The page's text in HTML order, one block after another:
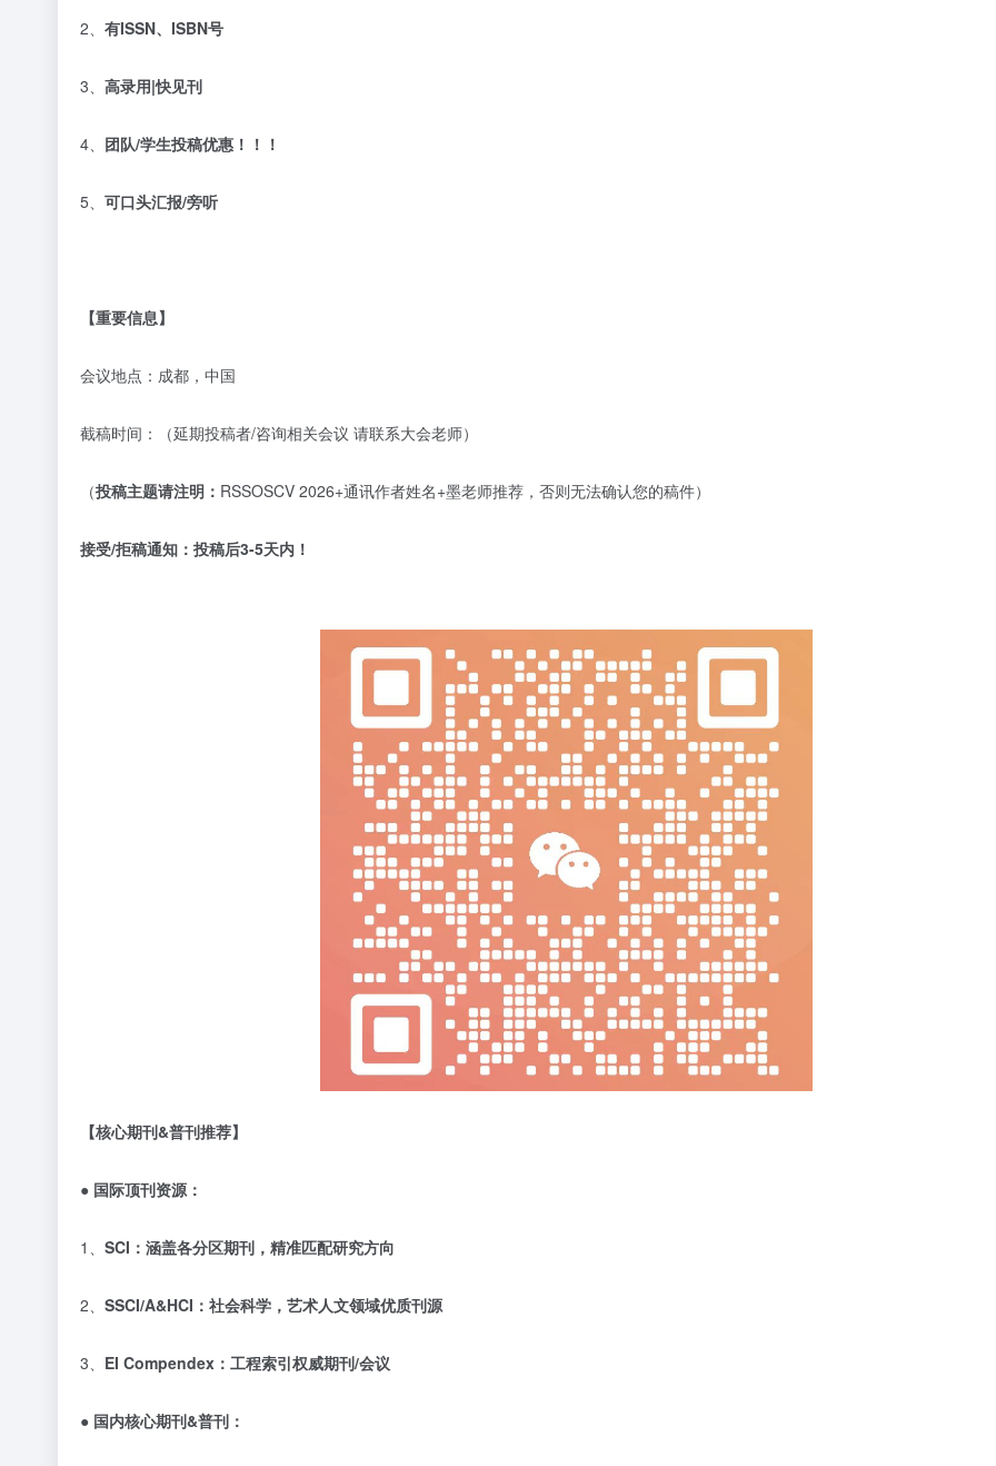
2、 有ISSN、 ISBN号
3、 高录用|快见刊
4、 团队/学生投稿优惠！！！
5、 可口头汇报/旁听
【重要信息】
会议地点：成都，中国
截稿时间：（延期投稿者/咨询相关会议 请联系大会老师）
（投稿主题请注明： RSSOSCV 2026+通讯作者姓名+墨老师推荐，否则无法确认您的稿件）
接受/拒稿通知： 投稿后3-5天内！
【核心期刊&普刊推荐】
● 国际顶刊资源：
1、 SCI ：涵盖各分区期刊，精准匹配研究方向
2、 SSCI/A&HCI ：社会科学，艺术人文领域优质刊源
3、 EI Compendex ：工程索引权威期刊/会议
● 国内核心期刊&普刊：